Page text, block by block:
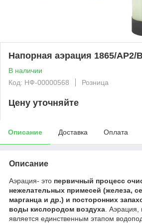
Напорная аэрация 1865/AP2/
В наличии
Код: НФ-00000568
Розница
Цену уточняйте
Описание Доставка Оплата
Описание
Аэрация- это первичный процесс
нежелательных примесей (железа,
марганца и др.) и посторонних
воды кислородом воздуха .
является единственным этапом